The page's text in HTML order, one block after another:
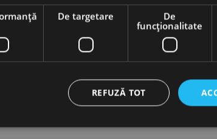
6 mm, OptimumDe targetare
De
funcţionalitate
REFUZĂ TOT